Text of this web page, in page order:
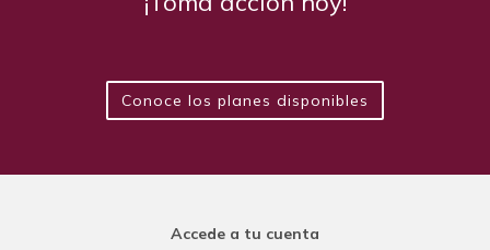
Conoce los planes disponibles
Accede a tu cuenta